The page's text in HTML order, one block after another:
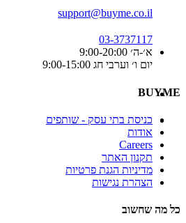
support@buyme.co.il
03-3737117
א׳-ה׳ 9:00-20:00
יום ו׳ וערבי חג 9:00-15:00
BUYME
כניסת בתי עסק - שותפים
אודות
Careers
תקנון האתר
מדיניות הגנת פרטיות
הצהרת נגישות
כל מה שחשוב